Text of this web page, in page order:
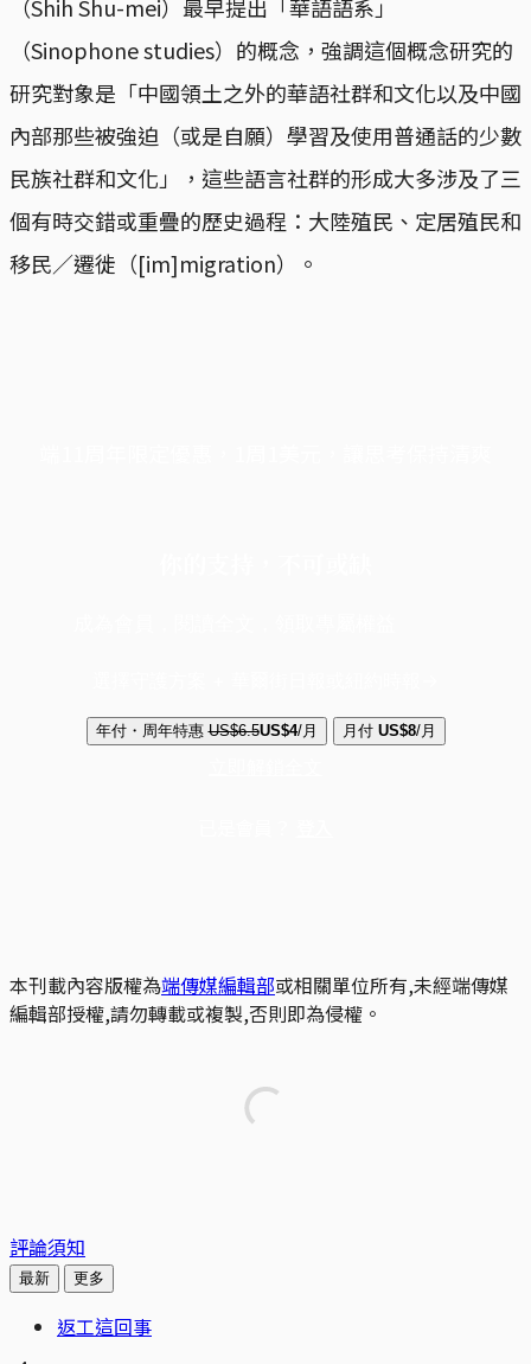
（Shih Shu-mei）最早提出「華語語系」
（Sinophone studies）的概念，強調這個概念研究的
研究對象是「中國領土之外的華語社群和文化以及中國
內部那些被強迫（或是自願）學習及使用普通話的少數
民族社群和文化」，這些語言社群的形成大多涉及了三
個有時交錯或重疊的歷史過程：大陸殖民、定居殖民和
移民／遷徙（[im]migration）。
年付・周年特惠 US$6.5US$4/月 月付 US$8/月
本刊載內容版權為端傳媒編輯部或相關單位所有,未經端傳媒
編輯部授權,請勿轉載或複製,否則即為侵權。
評論須知
最新 更多
返工這回事